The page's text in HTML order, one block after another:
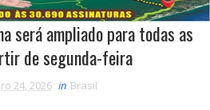
será ampliado para todas as
de segunda-feira
24, 2026 in Brasil